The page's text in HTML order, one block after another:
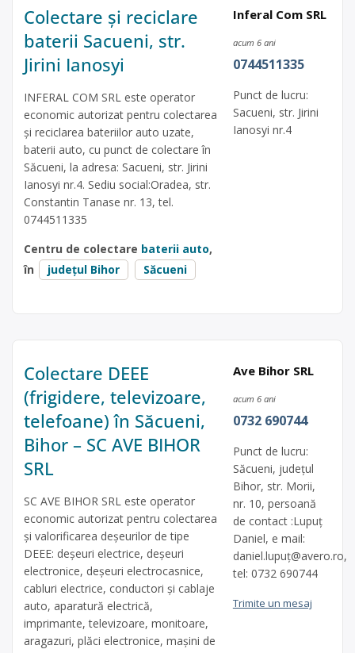
Colectare și reciclare
baterii Sacueni, str.
Jirini Ianosyi
INFERAL COM SRL este operator
economic autorizat pentru colectarea
și reciclarea bateriilor auto uzate,
baterii auto, cu punct de colectare în
Săcueni, la adresa: Sacueni, str. Jirini
Ianosyi nr.4. Sediu social:Oradea, str.
Constantin Tanase nr. 13, tel.
0744511335
Centru de colectare baterii auto,
în
județul Bihor Săcueni
Inferal Com SRL
acum 6 ani
0744511335
Punct de lucru:
Sacueni, str. Jirini
Ianosyi nr.4
Colectare DEEE
(frigidere, televizoare,
telefoane) în Săcueni,
Bihor – SC AVE BIHOR
SRL
SC AVE BIHOR SRL este operator
economic autorizat pentru colectarea
și valorificarea deșeurilor de tipe
DEEE: deșeuri electrice, deșeuri
electronice, deșeuri electrocasnice,
cabluri electrice, conductori și cablaje
auto, aparatură electrică,
imprimante, televizoare, monitoare,
aragazuri, plăci electronice, mașini de
Ave Bihor SRL
acum 6 ani
0732 690744
Punct de lucru:
Săcueni, judeţul
Bihor, str. Morii,
nr. 10, persoană
de contact :Lupuţ
Daniel, e mail:
daniel.lupuţ@avero.ro,
tel: 0732 690744
Trimite un mesaj